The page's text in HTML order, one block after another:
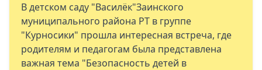
В детском саду "Василёк"Заинского
муниципального района РТ в группе
"Курносики" прошла интересная встреча, где
родителям и педагогам была представлена
важная тема "Безопасность детей в